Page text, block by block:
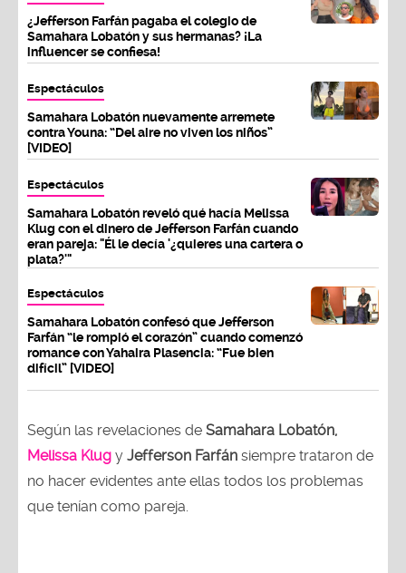
¿Jefferson Farfán pagaba el colegio de
Samahara Lobatón y sus hermanas? ¡La
influencer se confiesa!
Espectáculos
Samahara Lobatón nuevamente arremete
contra Youna: “Del aire no viven los niños”
[VIDEO]
Espectáculos
Samahara Lobatón reveló qué hacía Melissa
Klug con el dinero de Jefferson Farfán cuando
eran pareja: "Él le decía '¿quieres una cartera o
plata?'"
Espectáculos
Samahara Lobatón confesó que Jefferson
Farfán “le rompió el corazón” cuando comenzó
romance con Yahaira Plasencia: “Fue bien
difícil” [VIDEO]
Según las revelaciones de Samahara Lobatón,
Melissa Klug y Jefferson Farfán siempre trataron de
no hacer evidentes ante ellas todos los problemas
que tenían como pareja.